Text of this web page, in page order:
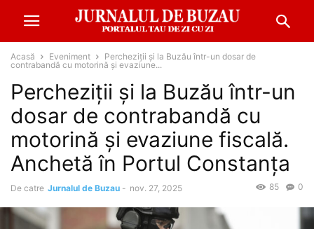
Acasă Eveniment
Percheziții și la Buzău într-un dosar de
contrabandă cu motorină și evaziune...
Percheziții și la Buzău într-un
dosar de contrabandă cu
motorină și evaziune fiscală.
Anchetă în Portul Constanța
De catre Jurnalul de Buzau - nov. 27, 2025 0
85